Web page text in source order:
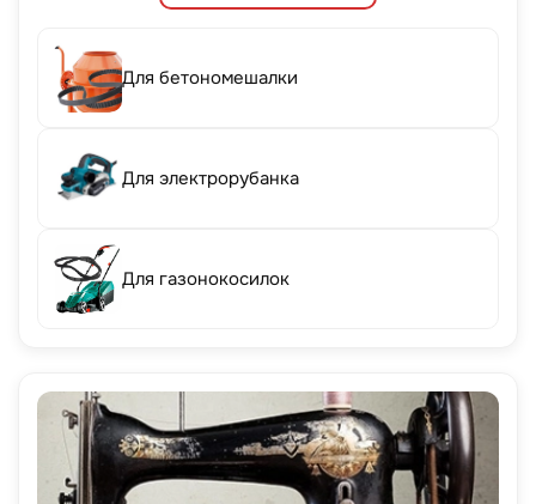
Для бетономешалки
Для электрорубанка
Для газонокосилок